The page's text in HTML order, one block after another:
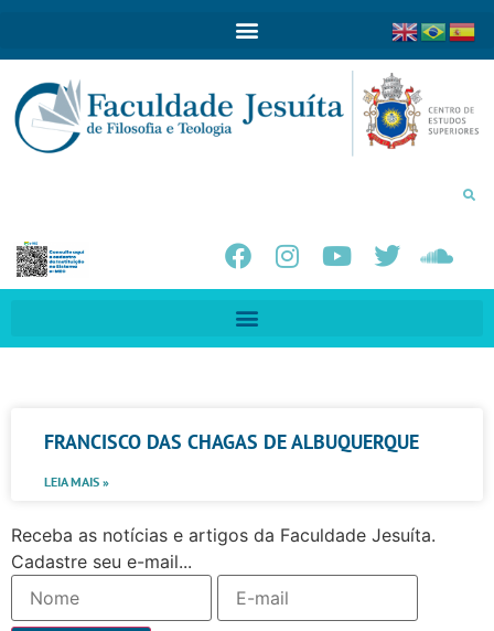
FRANCISCO DAS CHAGAS DE ALBUQUERQUE
LEIA MAIS »
Receba as notícias e artigos da Faculdade Jesuíta.
Cadastre seu e-mail...